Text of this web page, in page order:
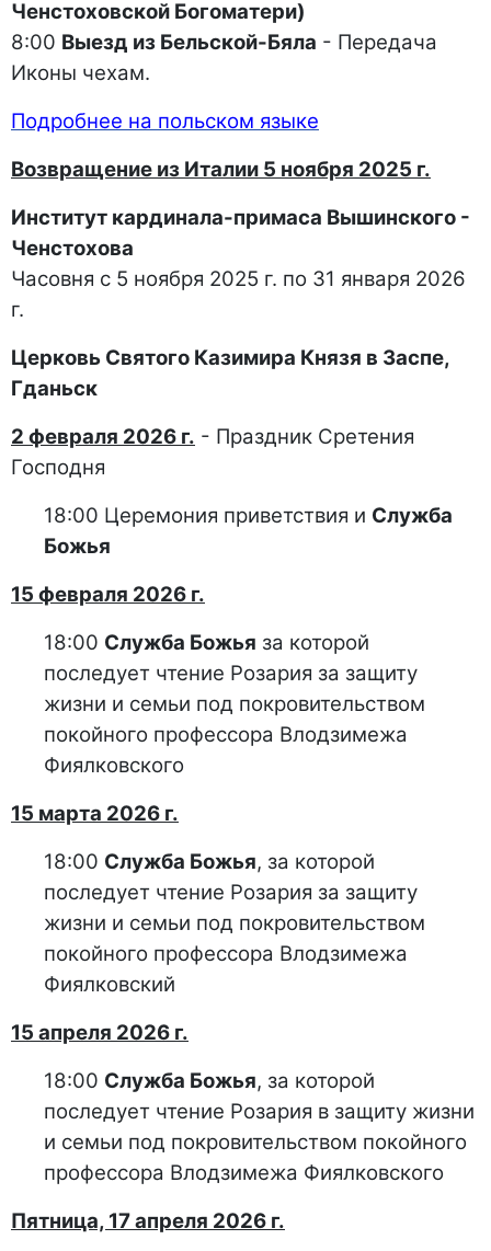
Ченстоховской Богоматери)
8:00 Выезд из Бельской-Бяла - Передача
Иконы чехам.
Подробнее на польском языке
Возвращение из Италии 5 ноября 2025 г.
Институт кардинала-примаса Вышинского -
Ченстохова
Часовня с 5 ноября 2025 г. по 31 января 2026
г.
Церковь Святого Казимира Князя в Заспе,
Гданьск
2 февраля 2026 г. - Праздник Сретения
Господня
18:00 Церемония приветствия и Служба
Божья
15 февраля 2026 г.
18:00 Служба Божья за которой
последует чтение Розария за защиту
жизни и семьи под покровительством
покойного профессора Влодзимежа
Фиялковского
15 марта 2026 г.
18:00 Служба Божья, за которой
последует чтение Розария за защиту
жизни и семьи под покровительством
покойного профессора Влодзимежа
Фиялковский
15 апреля 2026 г.
18:00 Служба Божья, за которой
последует чтение Розария в защиту жизни
и семьи под покровительством покойного
профессора Влодзимежа Фиялковского
Пятница, 17 апреля 2026 г.